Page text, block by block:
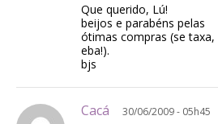
Que querido, Lú!
beijos e parabéns pelas
ótimas compras (se taxa,
eba!).
bjs
Cacá 30/06/2009 - 05h45